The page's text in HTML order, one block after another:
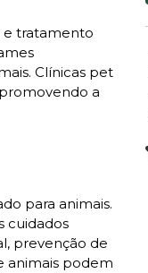
e tratamento
Clínicas pet
a
para animais.
cuidados
prevenção de
animais podem